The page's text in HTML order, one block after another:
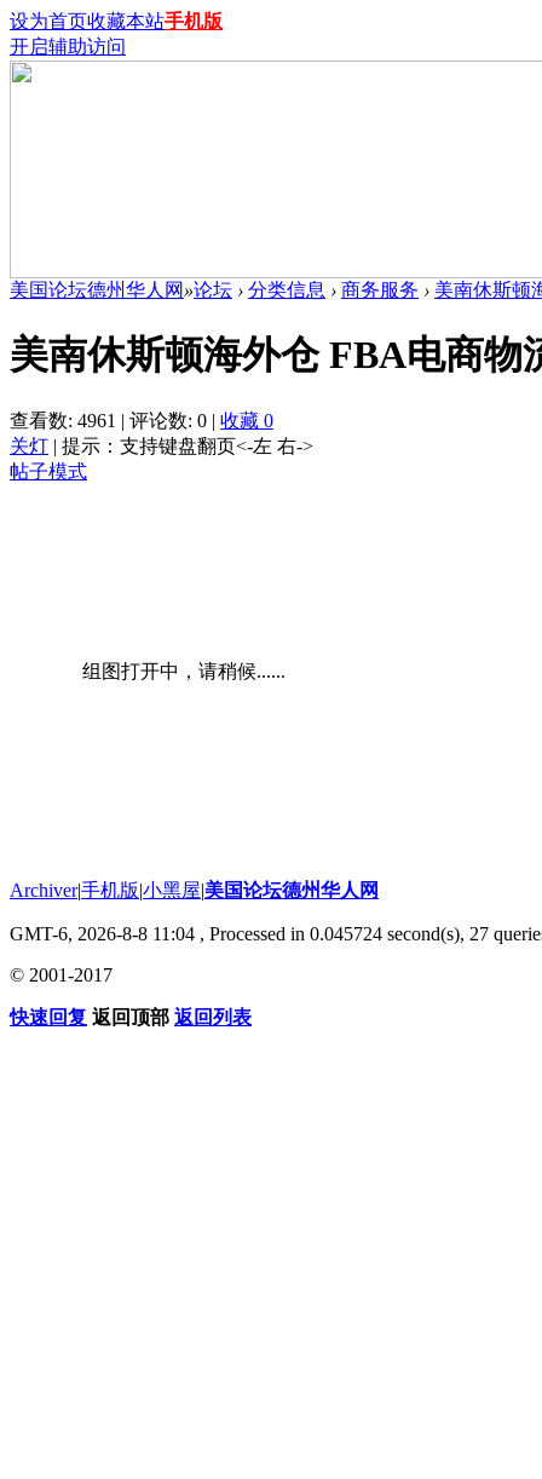
设为首页收藏本站手机版
开启辅助访问
美国论坛德州华人网 »论坛 › 分类信息 › 商务服务 › 美南休斯顿
美南休斯顿海外仓 FBA电商物
查看数: 4961 | 评论数: 0 | 收藏 0
关灯 | 提示：支持键盘翻页<-左 右->
帖子模式
组图打开中，请稍候......
Archiver|手机版|小黑屋|美国论坛德州华人网
GMT-6, 2026-8-8 11:04 , Processed in 0.045724 second(s), 27
© 2001-2017
快速回复 返回顶部 返回列表